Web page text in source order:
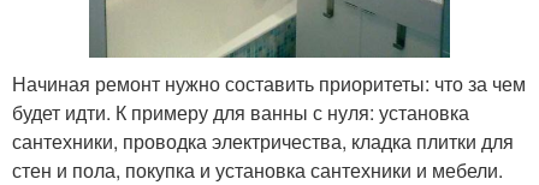
Начиная ремонт нужно составить приоритеты: что за чем
будет идти. К примеру для ванны с нуля: установка
сантехники, проводка электричества, кладка плитки для
стен и пола, покупка и установка сантехники и мебели.